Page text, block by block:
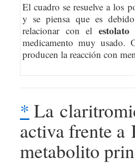
El cuadro se resuelve a los
y se piensa que es
relacionar con el
medicamento muy usado.
producen la reacción con
* La
activa frente a
metabolito